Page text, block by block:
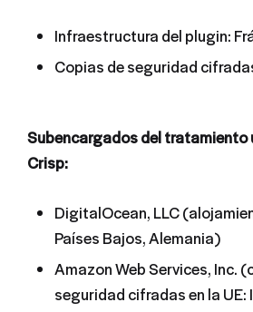
Infraestructura del plugin:
Copias de seguridad
Subencargados del
Crisp:
DigitalOcean, LLC
Países Bajos, Alemania)
Amazon Web Services, Inc.
seguridad cifradas en la UE: